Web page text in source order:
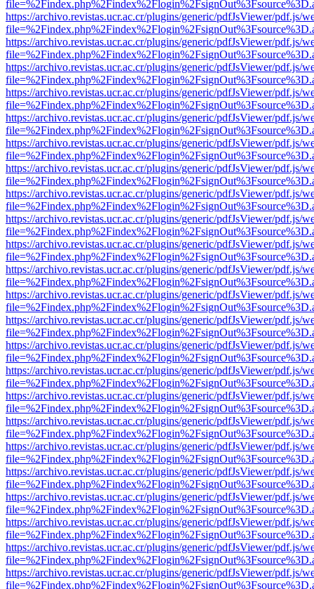
https://archivo.revistas.ucr.ac.cr/plugins/generic/pdfJsViewer/pdf.js/
https://archivo.revistas.ucr.ac.cr/plugins/generic/pdfJsViewer/pdf.js/
https://archivo.revistas.ucr.ac.cr/plugins/generic/pdfJsViewer/pdf.js/
https://archivo.revistas.ucr.ac.cr/plugins/generic/pdfJsViewer/pdf.js/
https://archivo.revistas.ucr.ac.cr/plugins/generic/pdfJsViewer/pdf.js/
https://archivo.revistas.ucr.ac.cr/plugins/generic/pdfJsViewer/pdf.js/
https://archivo.revistas.ucr.ac.cr/plugins/generic/pdfJsViewer/pdf.js/
https://archivo.revistas.ucr.ac.cr/plugins/generic/pdfJsViewer/pdf.js/
https://archivo.revistas.ucr.ac.cr/plugins/generic/pdfJsViewer/pdf.js/
https://archivo.revistas.ucr.ac.cr/plugins/generic/pdfJsViewer/pdf.js/
https://archivo.revistas.ucr.ac.cr/plugins/generic/pdfJsViewer/pdf.js/
https://archivo.revistas.ucr.ac.cr/plugins/generic/pdfJsViewer/pdf.js/
https://archivo.revistas.ucr.ac.cr/plugins/generic/pdfJsViewer/pdf.js/
https://archivo.revistas.ucr.ac.cr/plugins/generic/pdfJsViewer/pdf.js/
https://archivo.revistas.ucr.ac.cr/plugins/generic/pdfJsViewer/pdf.js/
https://archivo.revistas.ucr.ac.cr/plugins/generic/pdfJsViewer/pdf.js/
https://archivo.revistas.ucr.ac.cr/plugins/generic/pdfJsViewer/pdf.js/
https://archivo.revistas.ucr.ac.cr/plugins/generic/pdfJsViewer/pdf.js/
https://archivo.revistas.ucr.ac.cr/plugins/generic/pdfJsViewer/pdf.js/
https://archivo.revistas.ucr.ac.cr/plugins/generic/pdfJsViewer/pdf.js/
https://archivo.revistas.ucr.ac.cr/plugins/generic/pdfJsViewer/pdf.js/
https://archivo.revistas.ucr.ac.cr/plugins/generic/pdfJsViewer/pdf.js/
https://archivo.revistas.ucr.ac.cr/plugins/generic/pdfJsViewer/pdf.js/